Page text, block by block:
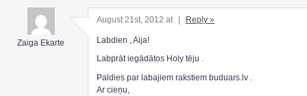
Zaiga Ekarte
August 21st, 2012 at | Reply »
Labdien , Aija!
Labprāt iegādātos Holy tēju .
Paldies par labajiem rakstiem buduars.lv .
Ar cieņu,